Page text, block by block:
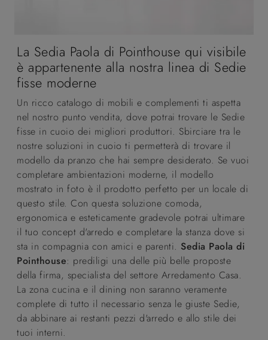
La Sedia Paola di Pointhouse qui visibile
è appartenente alla nostra linea di Sedie
fisse moderne
Un ricco catalogo di mobili e complementi ti aspetta
nel nostro punto vendita, dove potrai trovare le Sedie
fisse in cuoio dei migliori produttori. Sbirciare tra le
nostre soluzioni in cuoio ti permetterà di trovare il
modello da pranzo che hai sempre desiderato. Se vuoi
completare ambientazioni moderne, il modello
mostrato in foto è il prodotto perfetto per un locale di
questo stile. Con questa soluzione comoda,
ergonomica e esteticamente gradevole potrai ultimare
il tuo concept d'arredo e completare la stanza dove si
sta in compagnia con amici e parenti. Sedia Paola di
Pointhouse: prediligi una delle più belle proposte
della firma, specialista del settore Arredamento Casa.
La zona cucina e il dining non saranno veramente
complete di tutto il necessario senza le giuste Sedie,
da abbinare ai restanti pezzi d'arredo e allo stile dei
tuoi interni.